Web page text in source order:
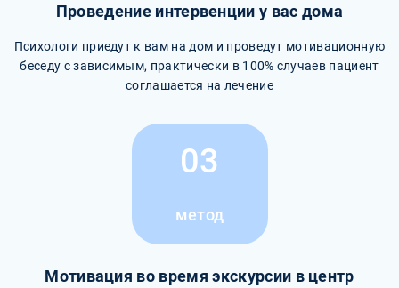
Проведение интервенции у вас дома
Психологи приедут к вам на дом и проведут мотивационную
беседу с зависимым, практически в 100% случаев пациент
соглашается на лечение
03
метод
Мотивация во время экскурсии в центр